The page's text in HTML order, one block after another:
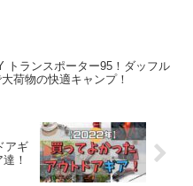
トランスポーター95！ダッフル
荷物の快適キャンプ！
アギ
！